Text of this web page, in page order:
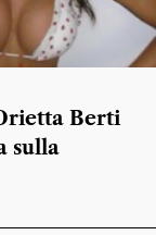
Berti
sulla